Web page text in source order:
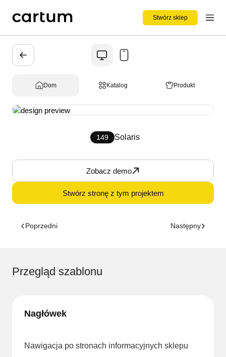
Stwórz sklep
Dom Katalog Produkt
149 Solaris
Zobacz demo
Stwórz stronę z tym projektem
Poprzedni Następny
Przegląd szablonu
Nagłówek
Nawigacja po stronach informacyjnych sklepu